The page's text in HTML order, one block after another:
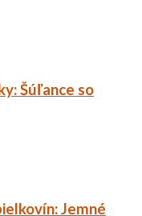
Šúľance so
Jemné